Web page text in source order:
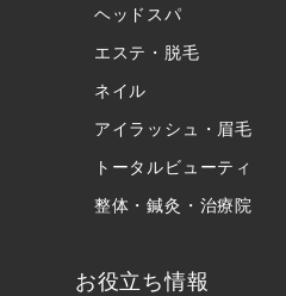
ヘッドスパ
エステ・脱毛
ネイル
アイラッシュ・眉毛
トータルビューティ
整体・鍼灸・治療院
お役立ち情報